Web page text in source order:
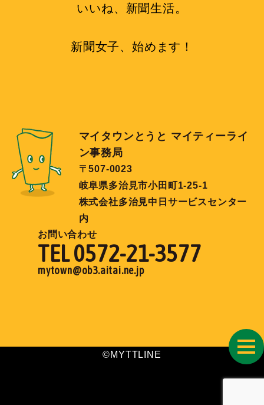
いいね、新聞生活。
新聞女子、始めます！
マイタウンとうと マイティーライ
ン事務局
〒507-0023
岐阜県多治見市小田町1-25-1
株式会社多治見中日サービスセンター
内
お問い合わせ
TEL 0572-21-3577
mytown@ob3.aitai.ne.jp
©MYTTLINE